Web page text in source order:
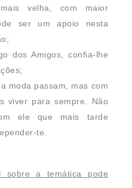
velha, com maior
ser um apoio nesta
dos Amigos, confia-lhe
moda passam, mas com
viver para sempre. Não
ele que mais tarde
te.
sobre a temática pode